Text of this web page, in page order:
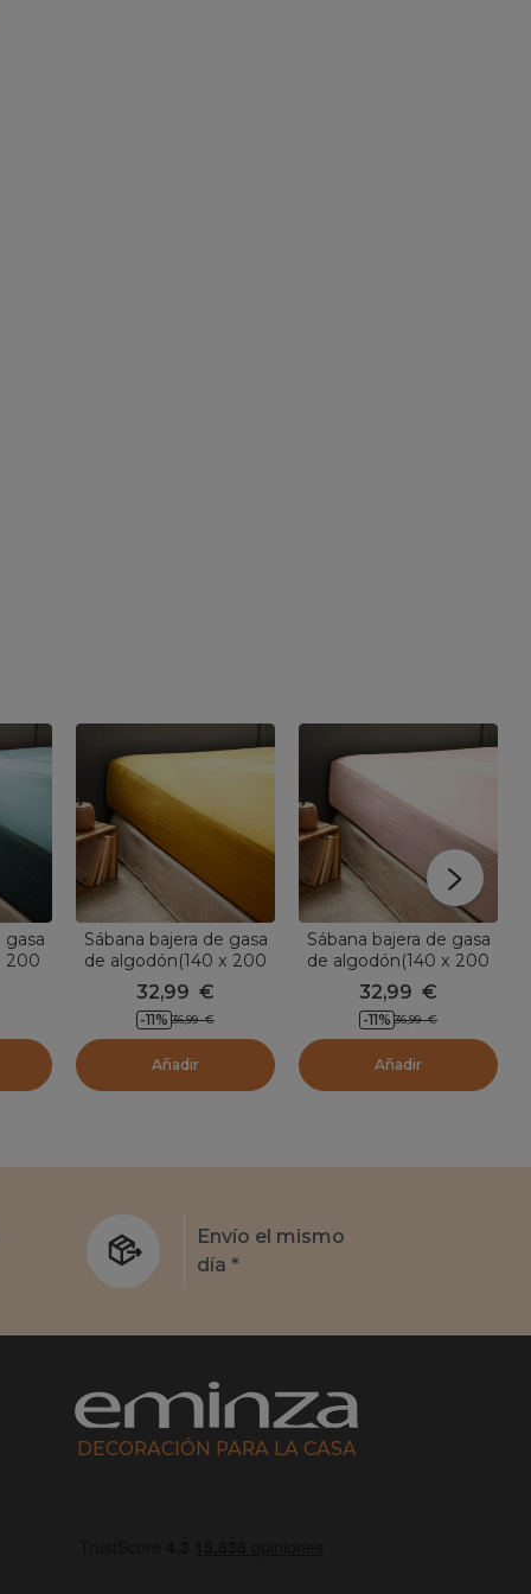
gasa
200
Sábana bajera de gasa
de algodón(140 x 200
cm) Gaïa Amarillo
azafrán
32,99 €
-11% 36,99 €
Añadir
Sábana bajera de gasa
de algodón(140 x 200
cm) Gaïa Rosa palo
32,99 €
-11% 36,99 €
Añadir
Envío el mismo
día *
DECORACIÓN PARA LA CASA